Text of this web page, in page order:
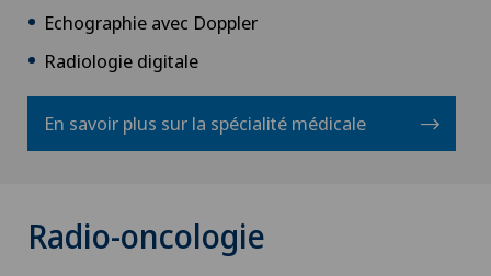
Echographie avec Doppler
Radiologie digitale
En savoir plus sur la spécialité médicale
Radio-oncologie